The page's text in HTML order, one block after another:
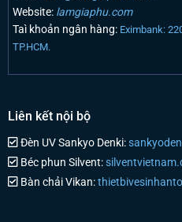
Website:lamgiaphu.com
Taì khoản ngân hàng: Eximbank:
TP.HCM.
Liên kết nội bộ
Đèn UV Sankyo Denki:
Béc phun Silvent:
Bàn chải Vikan: